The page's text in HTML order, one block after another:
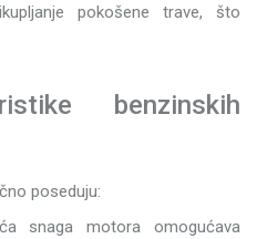
pokošene trave, što
benzinskih
poseduju:
snaga motora omogućava